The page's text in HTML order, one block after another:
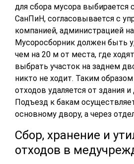
для сбора мусора выбирается
СанПиН, согласовывается с
компанией, администрацией
Мусоросборник должен быть
чем на 20 м от места, где
выбрать участок на заднем
никто не ходит. Таким
отходов удаляется от здания
Подъезд к бакам
основному двору, а через
Сбор, хранение и
отходов в